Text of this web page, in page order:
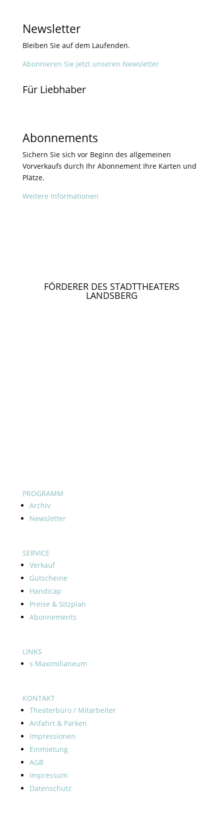
Newsletter
Bleiben Sie auf dem Laufenden.
Abonnieren Sie jetzt unseren Newsletter
Für Liebhaber
Abonnements
Sichern Sie sich vor Beginn des allgemeinen
Vorverkaufs durch Ihr Abonnement Ihre Karten und
Plätze.
Weitere Informationen
FÖRDERER DES STADTTHEATERS
LANDSBERG
PROGRAMM
Archiv
Newsletter
SERVICE
Verkauf
Gutscheine
Handicap
Preise & Sitzplan
Abonnements
LINKS
s Maximilianeum
KONTAKT
Theaterbüro / Mitarbeiter
Anfahrt & Parken
Impressionen
Einmietung
AGB
Impressum
Datenschutz